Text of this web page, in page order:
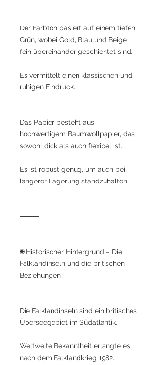
Der Farbton basiert auf einem tiefen
Grün, wobei Gold, Blau und Beige
fein übereinander geschichtet sind.
Es vermittelt einen klassischen und
ruhigen Eindruck.
Das Papier besteht aus
hochwertigem Baumwollpapier, das
sowohl dick als auch flexibel ist.
Es ist robust genug, um auch bei
längerer Lagerung standzuhalten.
⸻
🌐 Historischer Hintergrund – Die
Falklandinseln und die britischen
Beziehungen
Die Falklandinseln sind ein britisches
Überseegebiet im Südatlantik.
Weltweite Bekanntheit erlangte es
nach dem Falklandkrieg 1982.